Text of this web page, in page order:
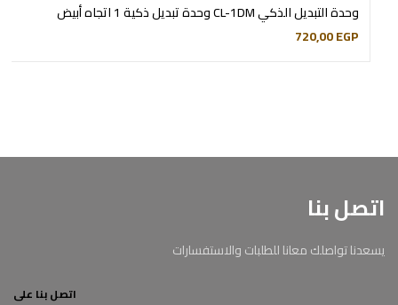
وحدة التبديل الذكي CL-1DM وحدة تبديل ذكية 1 اتجاه أبيض
720,00EGP
اتصل بنا
يسعدنا تواصلك معانا للطلبات والاستفسارات
اتصل بنا على